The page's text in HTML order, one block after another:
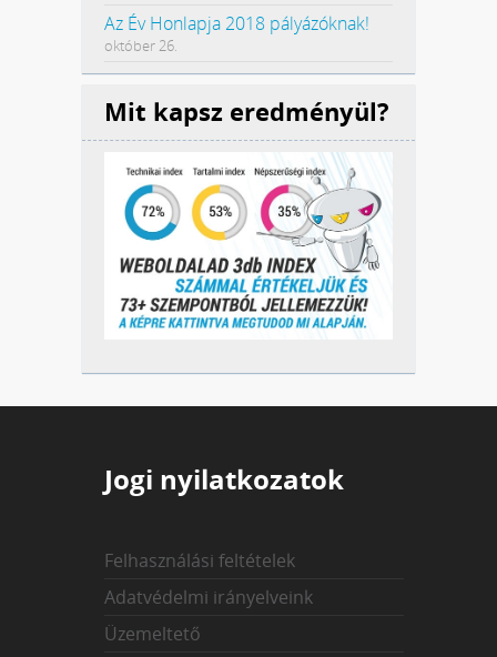
Az Év Honlapja 2018 pályázóknak!
október 26.
Mit kapsz eredményül?
Jogi nyilatkozatok
Felhasználási feltételek
Adatvédelmi irányelveink
Üzemeltető